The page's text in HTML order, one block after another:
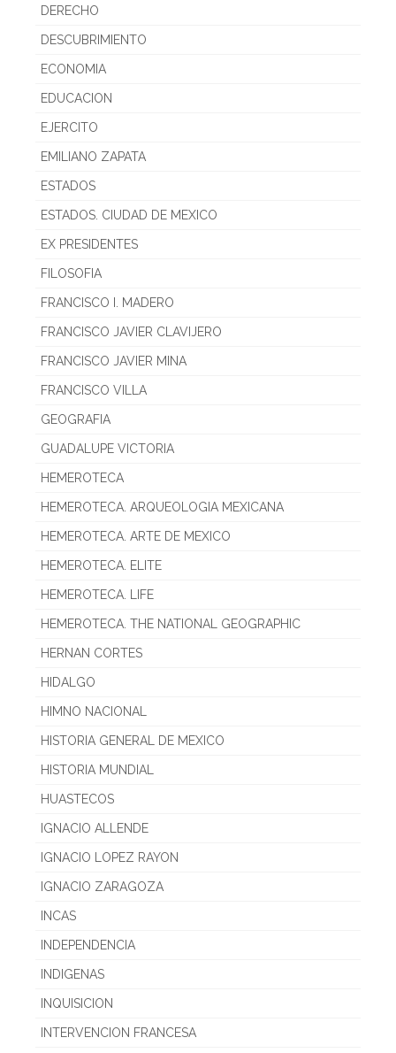
DERECHO
DESCUBRIMIENTO
ECONOMIA
EDUCACION
EJERCITO
EMILIANO ZAPATA
ESTADOS
ESTADOS. CIUDAD DE MEXICO
EX PRESIDENTES
FILOSOFIA
FRANCISCO I. MADERO
FRANCISCO JAVIER CLAVIJERO
FRANCISCO JAVIER MINA
FRANCISCO VILLA
GEOGRAFIA
GUADALUPE VICTORIA
HEMEROTECA
HEMEROTECA. ARQUEOLOGIA MEXICANA
HEMEROTECA. ARTE DE MEXICO
HEMEROTECA. ELITE
HEMEROTECA. LIFE
HEMEROTECA. THE NATIONAL GEOGRAPHIC
HERNAN CORTES
HIDALGO
HIMNO NACIONAL
HISTORIA GENERAL DE MEXICO
HISTORIA MUNDIAL
HUASTECOS
IGNACIO ALLENDE
IGNACIO LOPEZ RAYON
IGNACIO ZARAGOZA
INCAS
INDEPENDENCIA
INDIGENAS
INQUISICION
INTERVENCION FRANCESA